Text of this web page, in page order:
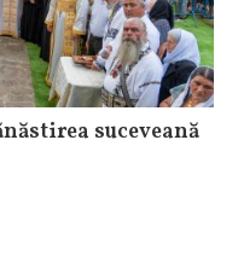
suceveană